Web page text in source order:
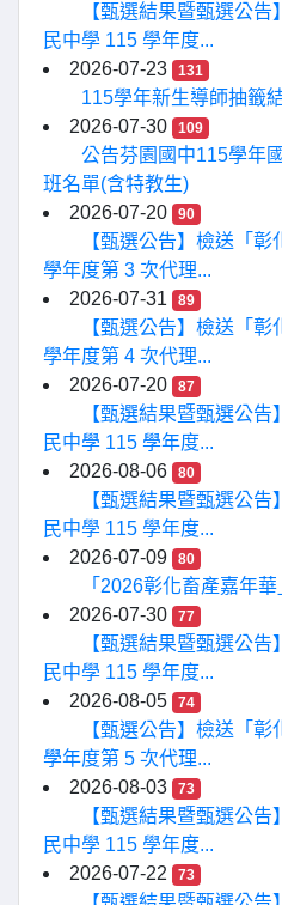
【甄選結果暨甄選公
民中學 115 學年度...
2026-07-23
131
115學年新生導師抽籤
2026-07-30
109
公告芬園國中115學年
班名單(含特教生)
2026-07-20
90
【甄選公告】檢送「
學年度第 3 次代理...
2026-07-31
89
【甄選公告】檢送「
學年度第 4 次代理...
2026-07-20
87
【甄選結果暨甄選公
民中學 115 學年度...
2026-08-06
80
【甄選結果暨甄選公
民中學 115 學年度...
2026-07-09
80
「2026彰化畜產嘉年
2026-07-30
77
【甄選結果暨甄選公
民中學 115 學年度...
2026-08-05
74
【甄選公告】檢送「
學年度第 5 次代理...
2026-08-03
73
【甄選結果暨甄選公
民中學 115 學年度...
2026-07-22
73